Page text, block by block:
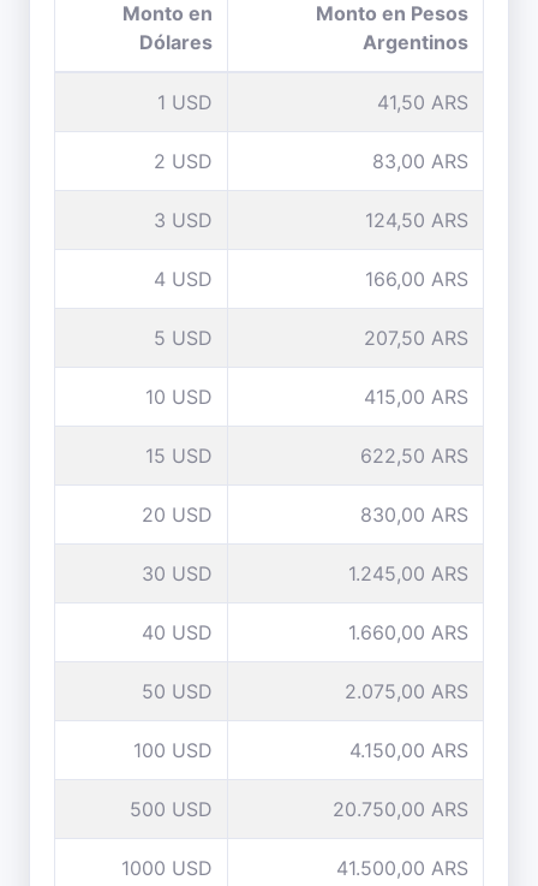
Monto en
Dólares
Monto en Pesos
Argentinos
1 USD 41,50 ARS
2 USD 83,00 ARS
3 USD 124,50 ARS
4 USD 166,00 ARS
5 USD 207,50 ARS
10 USD 415,00 ARS
15 USD 622,50 ARS
20 USD 830,00 ARS
30 USD 1.245,00 ARS
40 USD 1.660,00 ARS
50 USD 2.075,00 ARS
100 USD 4.150,00 ARS
500 USD 20.750,00 ARS
1000 USD 41.500,00 ARS